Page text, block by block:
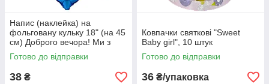
Напис (наклейка) на
фольговану кульку 18" (на 45
см) Доброго вечора! Ми з
України! (будь-який колір)
Готово до відправки
38 ₴
Ковпачки святкові "Sweet
Baby girl", 10 штук
Готово до відправки
36 ₴/упаковка